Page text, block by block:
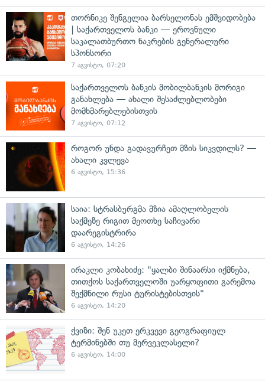
თორნიკე შენგელია ბარსელონას ემშვიდობება
| საქართველოს ბანკი — ეროვნული
საკალათბურთო ნაკრების გენერალური
სპონსორი
7 აგვისტო, 07:20
საქართველოს ბანკის მობილბანკის მორიგი
განახლება — ახალი შესაძლებლობები
მომხმარებლებისთვის
7 აგვისტო, 07:12
როგორ უნდა გადავურჩეთ მზის სიკვდილს? —
ახალი კვლევა
6 აგვისტო, 15:36
საია: სტრასბურგმა მზია ამაღლობელის
საქმეზე რიგით მეოთხე საჩივარი
დაარეგისტრირა
6 აგვისტო, 14:26
ირაკლი კობახიძე: "ყალბი შინაარსი იქმნება,
თითქოს საქართველოში უარყოფითი გარემოა
შექმნილი რუსი ტურისტებისთვის"
6 აგვისტო, 14:20
ქვიზი: შენ უკეთ ერკვევი გეოგრაფიულ
ტერმინებში თუ მერვეკლასელი?
6 აგვისტო, 14:00